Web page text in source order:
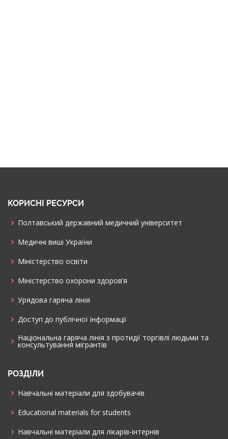
КОРИСНІ РЕСУРСИ
Полтавський державний медичний університет
Медичні виші України
Міністерство освіти
Міністерство охорони здоров’я
Урядова гаряча лінія
Доступ до публічної інформації
Національна гаряча лінія з протидії торгівлі людьми та
консультування мiгрантiв
РОЗДІЛИ
Навчальні матеріали для здобувачів
Educational materials for students
Навчальні матеріали для лікарів-інтернів